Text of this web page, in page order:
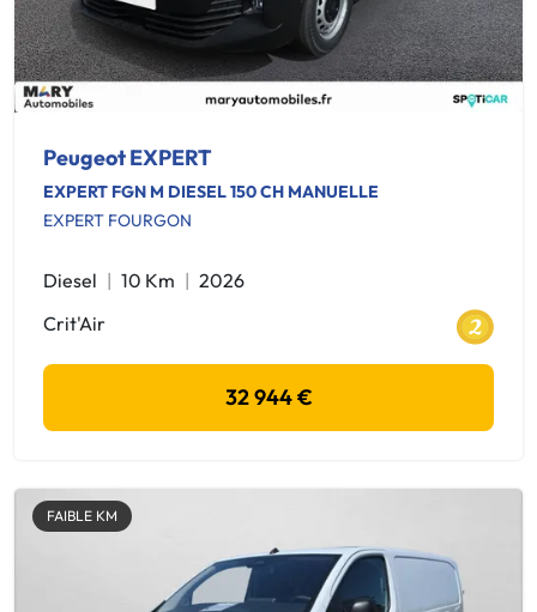
Peugeot EXPERT
EXPERT FGN M DIESEL 150 CH MANUELLE
EXPERT FOURGON
Diesel 10 Km
2026
Crit'Air
32 944 €
FAIBLE KM